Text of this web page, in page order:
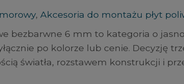
,Akcesoria do montażu płyt
bezbarwne 6 mm to kategoria o
po kolorze lub cenie. Decyzję
światła, rozstawem konstrukcji i